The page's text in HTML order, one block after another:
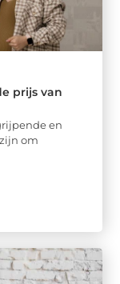
prijs van
en
om